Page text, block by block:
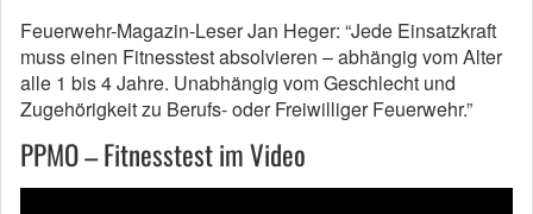
Feuerwehr-Magazin-Leser Jan Heger: “Jede Einsatzkraft
muss einen Fitnesstest absolvieren – abhängig vom Alter
alle 1 bis 4 Jahre. Unabhängig vom Geschlecht und
Zugehörigkeit zu Berufs- oder Freiwilliger Feuerwehr.”
PPMO – Fitnesstest im Video